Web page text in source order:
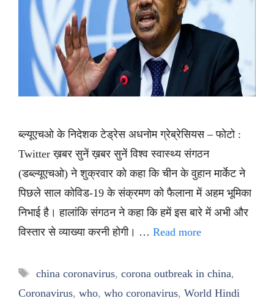
ब्ल्यूएचओ के निदेशक टेड्रेस अधनोम ग्रेब्रेसियस – फोटो :
Twitter ख़बर सुनें ख़बर सुनें विश्व स्वास्थ्य संगठन
(डब्ल्यूएचओ) ने शुक्रवार को कहा कि चीन के वुहान मार्केट ने
पिछले साल कोविड-19 के संक्रमण को फैलाना में अहम भूमिका
निभाई है। हालांकि संगठन ने कहा कि हमें इस बारे में अभी और
विस्तार से व्याख्या करनी होगी। … Read more
Tags
china coronavirus, corona outbreak in china,
Coronavirus, who, who coronavirus, World Hindi